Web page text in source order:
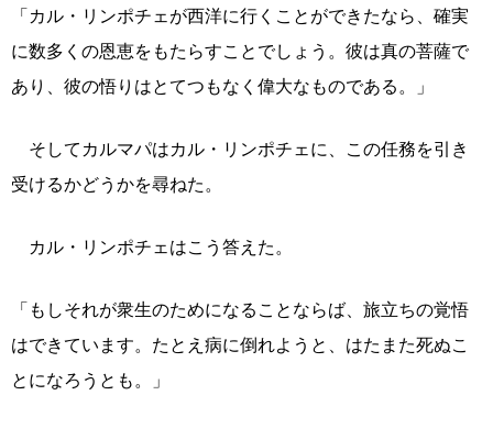
「カル・リンポチェが西洋に行くことができたなら、確実
に数多くの恩恵をもたらすことでしょう。彼は真の菩薩で
あり、彼の悟りはとてつもなく偉大なものである。」
そしてカルマパはカル・リンポチェに、この任務を引き
受けるかどうかを尋ねた。
カル・リンポチェはこう答えた。
「もしそれが衆生のためになることならば、旅立ちの覚悟
はできています。たとえ病に倒れようと、はたまた死ぬこ
とになろうとも。」